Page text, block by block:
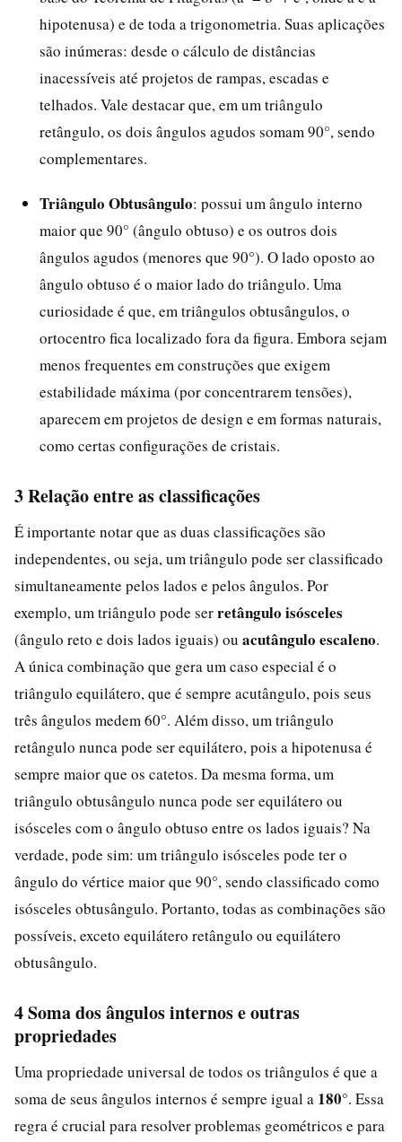
hipotenusa) e de toda a trigonometria. Suas aplicações
são inúmeras: desde o cálculo de distâncias
inacessíveis até projetos de rampas, escadas e
telhados. Vale destacar que, em um triângulo
retângulo, os dois ângulos agudos somam 90°, sendo
complementares.
Triângulo Obtusângulo: possui um ângulo interno
maior que 90° (ângulo obtuso) e os outros dois
ângulos agudos (menores que 90°). O lado oposto ao
ângulo obtuso é o maior lado do triângulo. Uma
curiosidade é que, em triângulos obtusângulos, o
ortocentro fica localizado fora da figura. Embora sejam
menos frequentes em construções que exigem
estabilidade máxima (por concentrarem tensões),
aparecem em projetos de design e em formas naturais,
como certas configurações de cristais.
3 Relação entre as classificações
É importante notar que as duas classificações são
independentes, ou seja, um triângulo pode ser classificado
simultaneamente pelos lados e pelos ângulos. Por
exemplo, um triângulo pode serretângulo isósceles
(ângulo reto e dois lados iguais) ou acutângulo escaleno.
A única combinação que gera um caso especial é o
triângulo equilátero, que é sempre acutângulo, pois seus
três ângulos medem 60°. Além disso, um triângulo
retângulo nunca pode ser equilátero, pois a hipotenusa é
sempre maior que os catetos. Da mesma forma, um
triângulo obtusângulo nunca pode ser equilátero ou
isósceles com o ângulo obtuso entre os lados iguais? Na
verdade, pode sim: um triângulo isósceles pode ter o
ângulo do vértice maior que 90°, sendo classificado como
isósceles obtusângulo. Portanto, todas as combinações são
possíveis, exceto equilátero retângulo ou equilátero
obtusângulo.
4 Soma dos ângulos internos e outras
propriedades
Uma propriedade universal de todos os triângulos é que a
soma de seus ângulos internos é sempre igual a 180°. Essa
regra é crucial para resolver problemas geométricos e para